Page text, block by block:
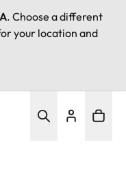
. Choose a different
your location and